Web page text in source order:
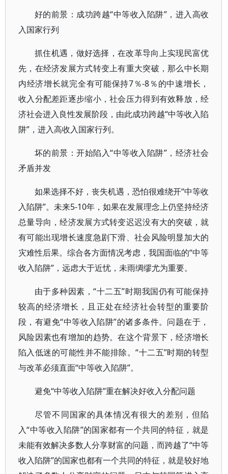
好的前景：成功跨越“中等收入陷阱”，进入高收
入国家行列
抓住机遇，做好选择，在改革导向上实现民富优
先，在经济发展方式转变上有重大突破，那么中长期
内经济增长就完全有可能保持7％-8％的中速增长，
收入分配差距逐步缩小，社会压力得到有效释放，经
济社会进入良性发展阶段，由此成功跨越“中等收入陷
阱”，进入高收入国家行列。
坏的前景：开始陷入“中等收入陷阱”，经济社会
矛盾并发
如果选择不好，丧失机遇，恐怕很难绕开“中等收
入陷阱”。未来5-10年，如果在发展理念上仍坚持经济
总量导向，经济发展方式转变迟迟没有大的突破，就
有可能出现增长速度急剧下滑、社会风险明显加大的
灾难性后果。综合各方面情况考虑，我国面临的“中等
收入陷阱”，远虑大于近忧，未雨绸缪尤为重要。
由于多种因素，“十二五”时期我国仍有可能保持
较高的经济增长，且正处在经济社会转型的重要阶
段，有避免“中等收入陷阱”的诸多条件。问题在于，
风险因素也有增加的趋势。在这个背景下，经济增长
陷入低迷的可能性并不能排除。“十二五”时期的转型
与改革必须直面“中等收入陷阱”。
避免“中等收入陷阱”重在解决好收入分配问题
尽管不同国家的具体情况有很大的差别，但陷
入“中等收入陷阱”的国家都有一个共同的特征，就是
未能有效解决多数人分享财富的问题，而跨越了“中等
收入陷阱”的国家也都有一个共同的特征，就是较好地